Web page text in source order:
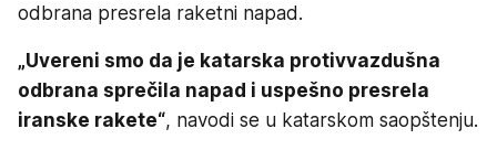
odbrana presrela raketni napad.
„Uvereni smo da je katarska protivvazdušna
odbrana sprečila napad i uspešno presrela
iranske rakete“, navodi se u katarskom saopštenju.